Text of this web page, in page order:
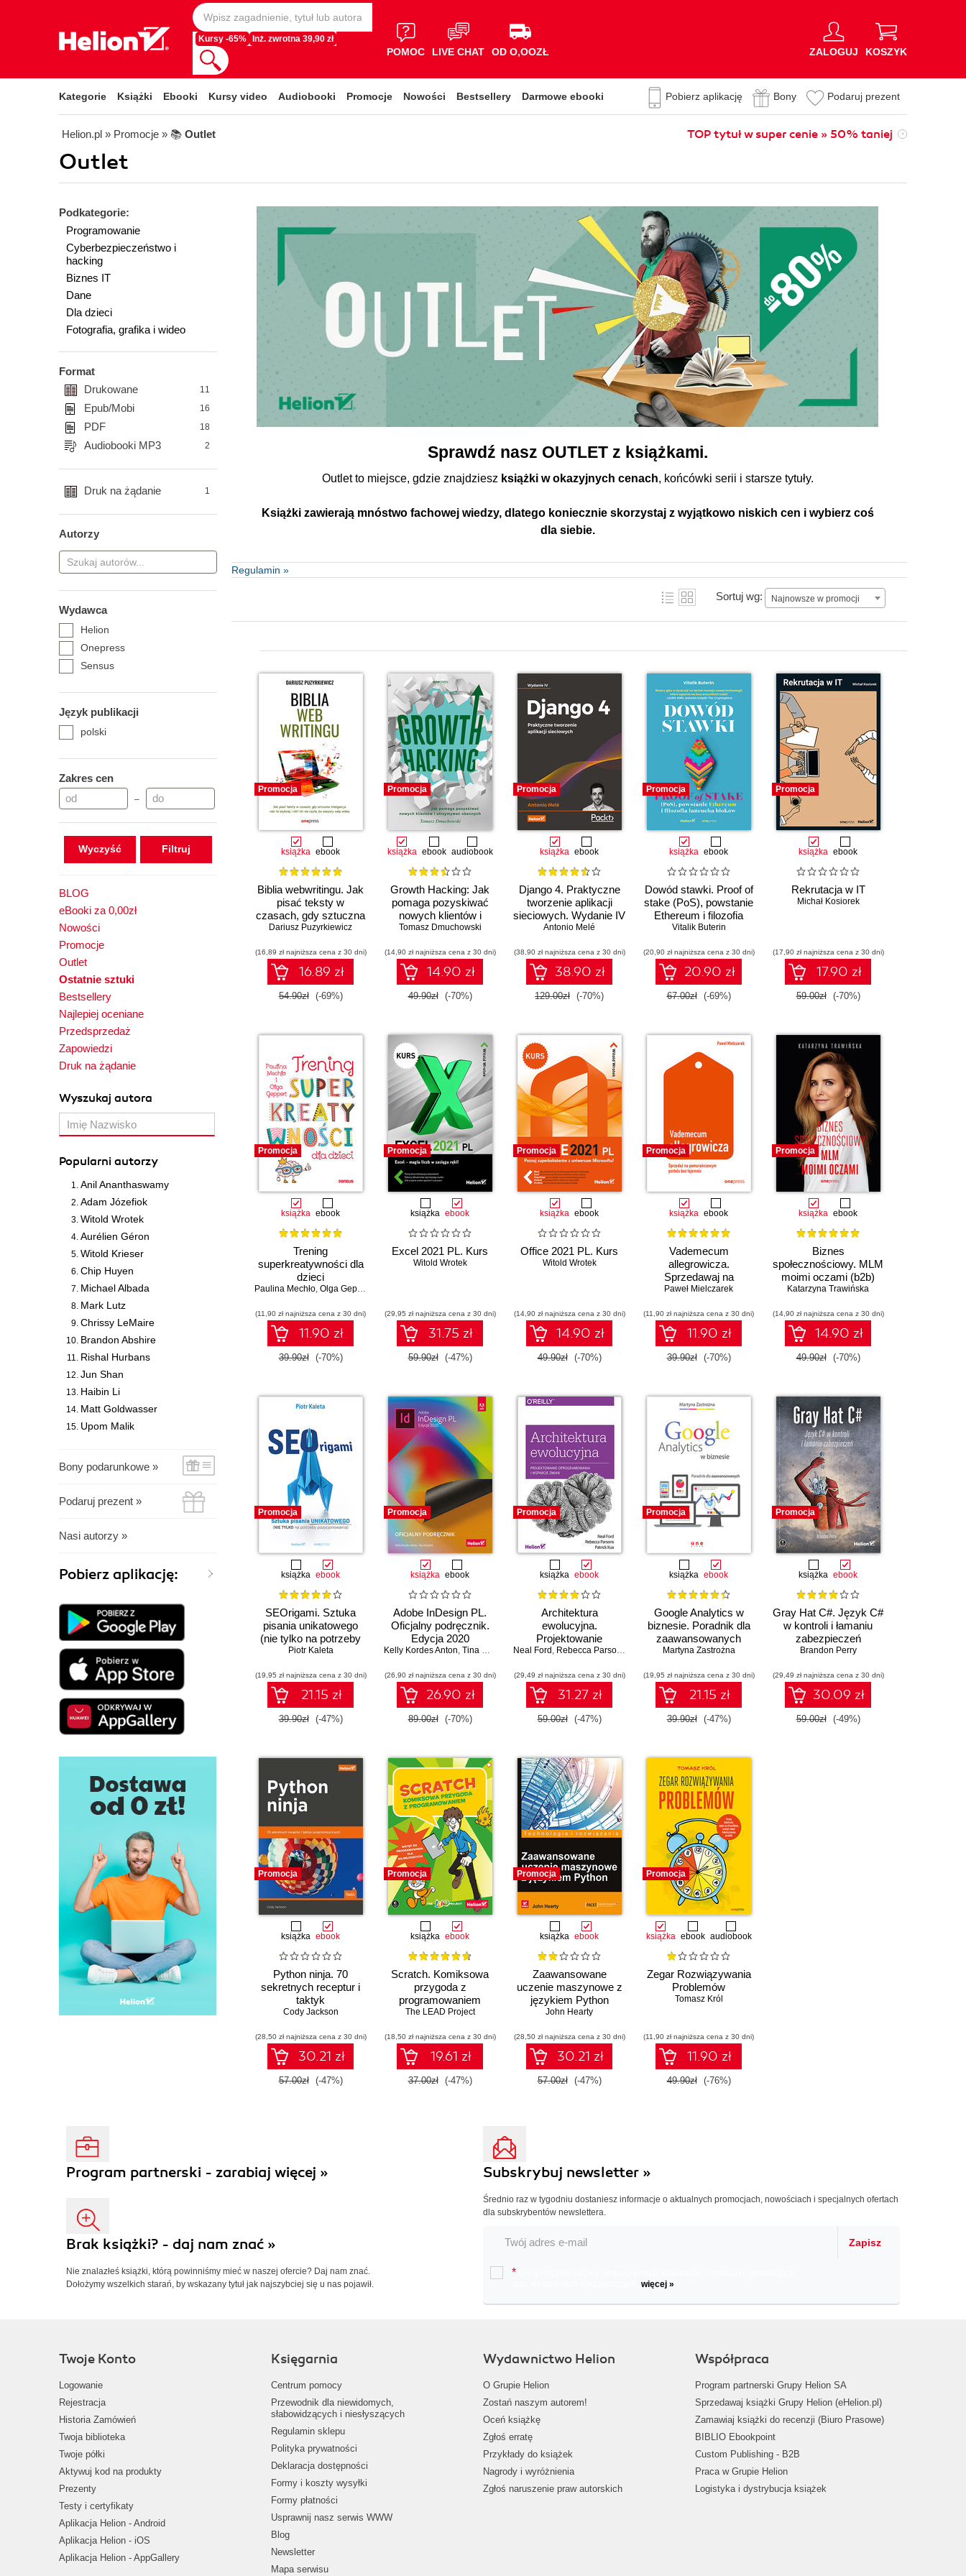
Kursy -65% Inż. zwrotna 39,90 zł
POMOC LIVE CHAT OD O,OOZŁ ZALOGUJ KOSZYK
Kategorie Książki Ebooki Kursy video Audiobooki Promocje Nowości Bestsellery Darmowe ebooki Pobierz aplikację Bony Podaruj prezent
Helion.pl » Promocje » 📚 Outlet TOP tytuł w super cenie » 50% taniej
Outlet
Podkategorie:
Programowanie
Cyberbezpieczeństwo i
hacking
Biznes IT
Dane
Dla dzieci
Fotografia, grafika i wideo
Format
Drukowane
11
Epub/Mobi 16
PDF 18
Audiobooki MP3 2
Druk na żądanie 1
Autorzy
Wydawca
Helion
Onepress
Sensus
Język publikacji
polski
Zakres cen
–
Wyczyść
BLOG
eBooki za 0,00zł
Nowości
Promocje
Outlet
Ostatnie sztuki
Bestsellery
Najlepiej oceniane
Przedsprzedaż
Zapowiedzi
Druk na żądanie
Wyszukaj autora
Popularni autorzy
Anil Ananthaswamy
Adam Józefiok
Witold Wrotek
Aurélien Géron
Witold Krieser
Chip Huyen
Michael Albada
Mark Lutz
Chrissy LeMaire
Brandon Abshire
Rishal Hurbans
Jun Shan
Haibin Li
Matt Goldwasser
Upom Malik
Bony podarunkowe »
Podaruj prezent »
Nasi autorzy »
Pobierz aplikację:
Sprawdź nasz OUTLET z książkami.
Outlet to miejsce, gdzie znajdziesz książki w okazyjnych cenach, końcówki serii i starsze tytuły.
Książki zawierają mnóstwo fachowej wiedzy, dlatego koniecznie skorzystaj z wyjątkowo niskich cen i wybierz coś
dla siebie.
Regulamin »
Sortuj wg: Najnowsze w promocji
Promocja
książka ebook
Biblia webwritingu. Jak
pisać teksty w
czasach, gdy sztuczna
inteligencja robi to
czyta, bo wszyscy
wolą wideo
Dariusz Puzyrkiewicz
(16,89 zł najniższa cena z 30 dni)
16.89 zł
54.90zł (-69%)
Promocja
książka ebook audiobook
Growth Hacking: Jak
pomaga pozyskiwać
nowych klientów i
utrzymywać obecnych
Tomasz Dmuchowski
(14,90 zł najniższa cena z 30 dni)
14.90 zł
49.90zł (-70%)
Promocja
książka ebook
Django 4. Praktyczne
tworzenie aplikacji
sieciowych. Wydanie IV
Antonio Melé
(38,90 zł najniższa cena z 30 dni)
38.90 zł
129.00zł (-70%)
Promocja
książka ebook
Dowód stawki. Proof of
stake (PoS), powstanie
Ethereum i filozofia
łańcucha bloków
Vitalik Buterin
(20,90 zł najniższa cena z 30 dni)
20.90 zł
67.00zł (-69%)
Promocja
książka ebook
Rekrutacja w IT
Michał Kosiorek
(17,90 zł najniższa cena z 30 dni)
17.90 zł
59.00zł (-70%)
Promocja
książka ebook
Trening
superkreatywności dla
dzieci
Paulina Mechło, Olga Geppert
(11,90 zł najniższa cena z 30 dni)
11.90 zł
39.90zł (-70%)
Promocja
książka ebook
Excel 2021 PL. Kurs
Witold Wrotek
(29,95 zł najniższa cena z 30 dni)
31.75 zł
59.90zł (-47%)
Promocja
książka ebook
Office 2021 PL. Kurs
Witold Wrotek
(14,90 zł najniższa cena z 30 dni)
14.90 zł
49.90zł (-70%)
Promocja
książka ebook
Vademecum
allegrowicza.
Sprzedawaj na
pomarańczowym
Paweł Mielczarek
(11,90 zł najniższa cena z 30 dni)
11.90 zł
39.90zł (-70%)
Promocja
książka ebook
Biznes
społecznościowy. MLM
moimi oczami (b2b)
Katarzyna Trawińska
(14,90 zł najniższa cena z 30 dni)
14.90 zł
49.90zł (-70%)
Promocja
książka ebook
SEOrigami. Sztuka
pisania unikatowego
(nie tylko na potrzeby
pozycjonowania)
Piotr Kaleta
(19,95 zł najniższa cena z 30 dni)
21.15 zł
39.90zł (-47%)
Promocja
książka ebook
Adobe InDesign PL.
Oficjalny podręcznik.
Edycja 2020
Kelly Kordes Anton, Tina DeJarld
(26,90 zł najniższa cena z 30 dni)
26.90 zł
89.00zł (-70%)
Promocja
książka ebook
Architektura
ewolucyjna.
Projektowanie
oprogramowania i
Neal Ford , Rebecca Parsons Patrick Kua
(29,49 zł najniższa cena z 30 dni)
31.27 zł
59.00zł (-47%)
Promocja
książka ebook
Google Analytics w
biznesie. Poradnik dla
zaawansowanych
Martyna Zastrożna
(19,95 zł najniższa cena z 30 dni)
21.15 zł
39.90zł (-47%)
Promocja
książka ebook
Gray Hat C#. Język C#
w kontroli i łamaniu
zabezpieczeń
Brandon Perry
(29,49 zł najniższa cena z 30 dni)
30.09 zł
59.00zł (-49%)
Promocja
książka ebook
Python ninja. 70
sekretnych receptur i
taktyk
programistycznych
Cody Jackson
(28,50 zł najniższa cena z 30 dni)
30.21 zł
57.00zł (-47%)
Promocja
książka ebook
Scratch. Komiksowa
przygoda z
programowaniem
The LEAD Project
(18,50 zł najniższa cena z 30 dni)
19.61 zł
37.00zł (-47%)
Promocja
książka ebook
Zaawansowane
uczenie maszynowe z
językiem Python
John Hearty
(28,50 zł najniższa cena z 30 dni)
30.21 zł
57.00zł (-47%)
Promocja
książka ebook audiobook
Zegar Rozwiązywania
Problemów
Tomasz Król
(11,90 zł najniższa cena z 30 dni)
11.90 zł
49.90zł (-76%)
Program partnerski - zarabiaj więcej »
Brak książki? - daj nam znać »
Nie znalazłeś książki, którą powinniśmy mieć w naszej ofercie? Daj nam znać.
Dołożymy wszelkich starań, by wskazany tytuł jak najszybciej się u nas pojawił.
Subskrybuj newsletter »
Średnio raz w tygodniu dostaniesz informacje o aktualnych promocjach, nowościach i specjalnych ofertach
dla subskrybentów newslettera.
Zapisz
*
więcej »
Twoje Konto
Logowanie
Rejestracja
Historia Zamówień
Twoja biblioteka
Twoje półki
Aktywuj kod na produkty
Prezenty
Testy i certyfikaty
Aplikacja Helion - Android
Aplikacja Helion - iOS
Aplikacja Helion - AppGallery
Księgarnia
Centrum pomocy
Przewodnik dla niewidomych,
słabowidzących i niesłyszących
Regulamin sklepu
Polityka prywatności
Deklaracja dostępności
Formy i koszty wysyłki
Formy płatności
Usprawnij nasz serwis WWW
Blog
Newsletter
Mapa serwisu
Wydawnictwo Helion
O Grupie Helion
Zostań naszym autorem!
Oceń książkę
Zgłoś erratę
Przykłady do książek
Nagrody i wyróżnienia
Zgłoś naruszenie praw autorskich
Współpraca
Program partnerski Grupy Helion SA
Sprzedawaj książki Grupy Helion (eHelion.pl)
Zamawiaj książki do recenzji (Biuro Prasowe)
BIBLIO Ebookpoint
Custom Publishing - B2B
Praca w Grupie Helion
Logistyka i dystrybucja książek